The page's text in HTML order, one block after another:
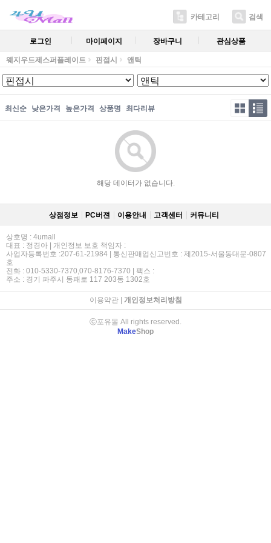
카테고리 검색
로그인 마이페이지 장바구니 관심상품
웨지우드제스퍼플레이트 핀접시 앤틱
최신순 낮은가격 높은가격 상품명 최다리뷰
해당 데이터가 없습니다.
상점정보 PC버젼 이용안내 고객센터 커뮤니티
상호명 : 4umall
대표 : 정경아 | 개인정보 보호 책임자 :
사업자등록번호 :207-61-21984 | 통신판매업신고번호 : 제2015-서울동대문-0807
호
전화 : 010-5330-7370,070-8176-7370 | 팩스 :
주소 : 경기 파주시 동패로 117 203동 1302호
이용약관| 개인정보처리방침
ⓒ포유몰 All rights reserved.
MakeShop